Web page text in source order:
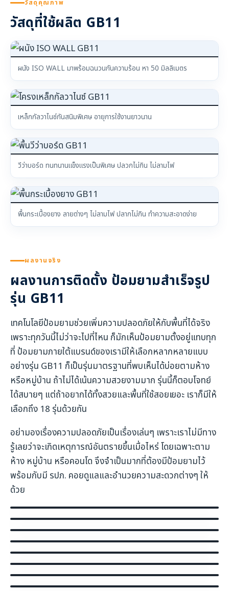
วัสดุคุณภาพ
วัสดุที่ใช้ผลิต GB11
ผนัง ISO WALL มาพร้อมฉนวนกันความร้อน หา 50 มิลลิเมตร
เหล็กกัลวาไนซ์กันสนิมพิเศษ อายุการใช้งานยาวนาน
วีว่าบอร์ด ทนทนานแข็งแรงเป็นพิเศษ ปลวกไม่กิน ไม่ลามไฟ
พื้นกระเบื้องยาง ลายต่างๆ ไม่ลามไฟ ปลากไม่กิน ทำความสะอาดง่าย
ผลงานจริง
ผลงานการติดตั้ง ป้อมยามสำเร็จรูป
รุ่น GB11
เทคโนโลยีป้อมยามช่วยเพิ่มความปลอดภัยให้กับพื้นที่ได้จริง
เพราะทุกวันนี้ไม่ว่าจะไปที่ไหน ก็มักเห็นป้อมยามตั้งอยู่แทบทุก
ที่ ป้อมยามภายใต้แบรนด์ของเรามีให้เลือกหลากหลายแบบ
อย่างรุ่น GB11 ก็เป็นรุ่นมาตรฐานที่พบเห็นได้บ่อยตามห้าง
หรือหมู่บ้าน ถ้าไม่ได้เน้นความสวยงามมาก รุ่นนี้ก็ตอบโจทย์
ได้สบายๆ แต่ถ้าอยากได้ทั้งสวยและพื้นที่ใช้สอยเยอะ เราก็มีให้
เลือกถึง 18 รุ่นด้วยกัน
อย่ามองเรื่องความปลอดภัยเป็นเรื่องเล่นๆ เพราะเราไม่มีทาง
รู้เลยว่าจะเกิดเหตุการณ์อันตรายขึ้นเมื่อไหร่ โดยเฉพาะตาม
ห้าง หมู่บ้าน หรือคอนโด จึงจำเป็นมากที่ต้องมีป้อมยามไว้
พร้อมกับมี รปภ. คอยดูแลและอำนวยความสะดวกต่างๆ ให้
ด้วยผลงานติดตั้งป้อมยาม GB11
ป้อมยาม GB11 พร้อมระบบไม้กั้นรถ
ป้อมยาม GB11 ติดตั้งหน้าโครงการ
ป้อมยาม GB11 หน้างานจริง
ป้อมยาม GB11 ทางเข้าหมู่บ้าน
ป้อมยาม GB11 พร้อมเจ้าหน้าที่ รปภ.
ป้อมยาม GB11 ติดตั้งพร้อมใช้งาน
ป้อมยาม GB11 มุมมองภายนอก
ป้อมยาม GB11 พร้อมไม้กั้นรถยนต์